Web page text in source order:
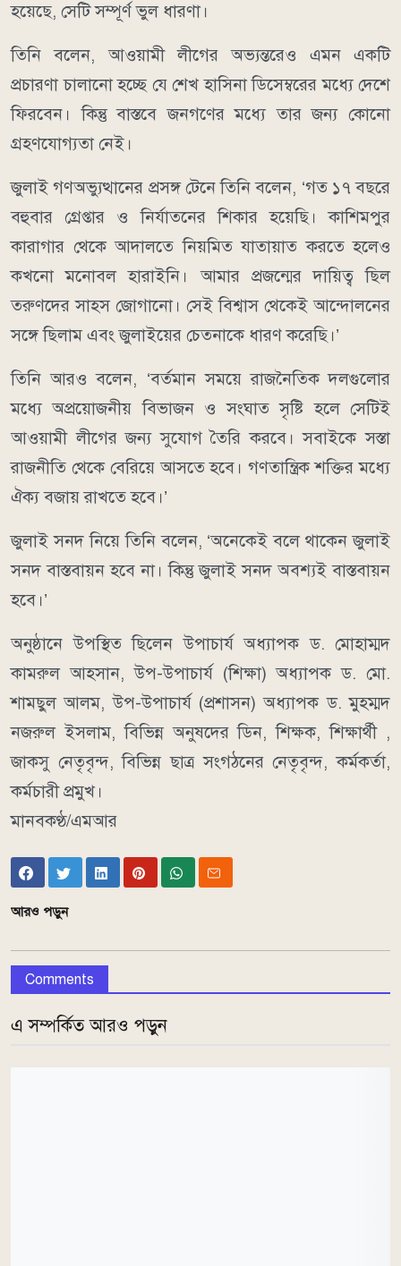
হয়েছে, সেটি সম্পূর্ণ ভুল ধারণা।
তিনি বলেন, আওয়ামী লীগের অভ্যন্তরেও এমন একটি
প্রচারণা চালানো হচ্ছে যে শেখ হাসিনা ডিসেম্বরের মধ্যে দেশে
ফিরবেন। কিন্তু বাস্তবে জনগণের মধ্যে তার জন্য কোনো
গ্রহণযোগ্যতা নেই।
জুলাই গণঅভ্যুত্থানের প্রসঙ্গ টেনে তিনি বলেন, ‘গত ১৭ বছরে
বহুবার গ্রেপ্তার ও নির্যাতনের শিকার হয়েছি। কাশিমপুর
কারাগার থেকে আদালতে নিয়মিত যাতায়াত করতে হলেও
কখনো মনোবল হারাইনি। আমার প্রজন্মের দায়িত্ব ছিল
তরুণদের সাহস জোগানো। সেই বিশ্বাস থেকেই আন্দোলনের
সঙ্গে ছিলাম এবং জুলাইয়ের চেতনাকে ধারণ করেছি।’
তিনি আরও বলেন, ‘বর্তমান সময়ে রাজনৈতিক দলগুলোর
মধ্যে অপ্রয়োজনীয় বিভাজন ও সংঘাত সৃষ্টি হলে সেটিই
আওয়ামী লীগের জন্য সুযোগ তৈরি করবে। সবাইকে সস্তা
রাজনীতি থেকে বেরিয়ে আসতে হবে। গণতান্ত্রিক শক্তির মধ্যে
ঐক্য বজায় রাখতে হবে।’
জুলাই সনদ নিয়ে তিনি বলেন, ‘অনেকেই বলে থাকেন জুলাই
সনদ বাস্তবায়ন হবে না। কিন্তু জুলাই সনদ অবশ্যই বাস্তবায়ন
হবে।’
অনুষ্ঠানে উপস্থিত ছিলেন উপাচার্য অধ্যাপক ড. মোহাম্মদ
কামরুল আহসান, উপ-উপাচার্য (শিক্ষা) অধ্যাপক ড. মো.
শামছুল আলম, উপ-উপাচার্য (প্রশাসন) অধ্যাপক ড. মুহম্মদ
নজরুল ইসলাম, বিভিন্ন অনুষদের ডিন, শিক্ষক, শিক্ষার্থী ,
জাকসু নেতৃবৃন্দ, বিভিন্ন ছাত্র সংগঠনের নেতৃবৃন্দ, কর্মকর্তা,
কর্মচারী প্রমুখ।
মানবকণ্ঠ/এমআর
আরও পড়ুন
Comments
এ সম্পর্কিত আরও পড়ুন